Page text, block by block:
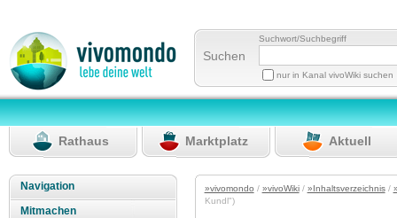
Suchen
Suchwort/Suchbegriff
nur in Kanal vivoWiki suchen
Rathaus Marktplatz Aktuell
Navigation
Mitmachen
»vivomondo / »vivoWiki/ »Inhaltsverzeichnis/
Kundl")